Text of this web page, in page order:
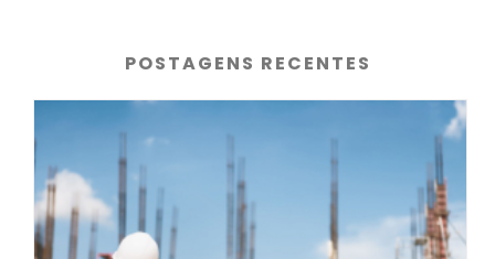
POSTAGENS RECENTES